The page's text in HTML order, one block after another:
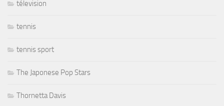
télevision
tennis
tennis sport
The Japonese Pop Stars
Thornetta Davis